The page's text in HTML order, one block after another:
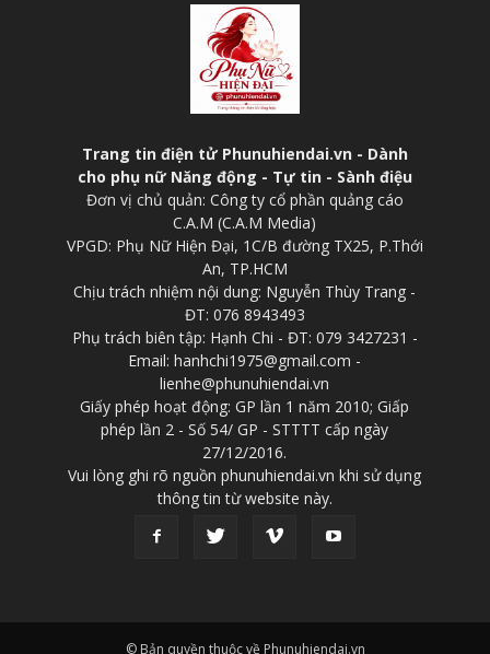
Trang tin điện tử Phunuhiendai.vn - Dành
cho phụ nữ Năng động - Tự tin - Sành điệu
Đơn vị chủ quản: Công ty cổ phần quảng cáo
C.A.M (C.A.M Media)
VPGD: Phụ Nữ Hiện Đại, 1C/B đường TX25, P.Thới
An, TP.HCM
Chịu trách nhiệm nội dung: Nguyễn Thùy Trang -
ĐT: 076 8943493
Phụ trách biên tập: Hạnh Chi - ĐT: 079 3427231 -
Email: hanhchi1975@gmail.com -
lienhe@phunuhiendai.vn
Giấy phép hoạt động: GP lần 1 năm 2010; Giấp
phép lần 2 - Số 54/ GP - STTTT cấp ngày
27/12/2016.
Vui lòng ghi rõ nguồn phunuhiendai.vn khi sử dụng
thông tin từ website này.
© Bản quyền thuộc về Phunuhiendai.vn